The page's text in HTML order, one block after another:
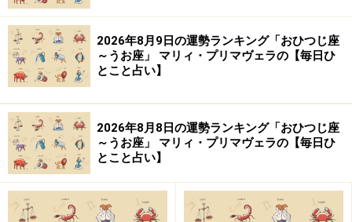
うお座／魚座（2月19日～3月20日生まれ）
おひつじ座／牡羊座（3月21日～4月19日生
まれ）
2026年8月9日の運勢ランキング「おひつじ座
～うお座」 マリィ・プリマヴェラの【毎日ひ
とこと占い】
2026年8月8日の運勢ランキング「おひつじ座
～うお座」 マリィ・プリマヴェラの【毎日ひ
とこと占い】